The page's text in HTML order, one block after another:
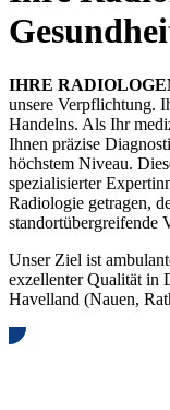
IHRE
unsere Verpflichtung.
Handelns. Als Ihr
Ihnen präzise
höchstem Niveau.
spezialisierter
Radiologie getragen,
standortübergreifende
Unser Ziel ist
exzellenter Qualität in
Havelland (Nauen,